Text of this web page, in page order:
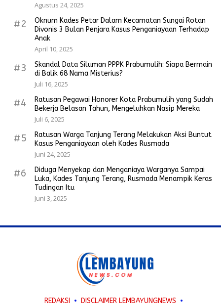
Agustus 24, 2025
#2
Oknum Kades Petar Dalam Kecamatan Sungai Rotan
Divonis 3 Bulan Penjara Kasus Penganiayaan Terhadap
Anak
April 10, 2025
#3
Skandal Data Siluman PPPK Prabumulih: Siapa Bermain
di Balik 68 Nama Misterius?
Juli 16, 2025
#4
Ratusan Pegawai Honorer Kota Prabumulih yang Sudah
Bekerja Belasan Tahun, Mengeluhkan Nasip Mereka
Juli 6, 2025
#5
Ratusan Warga Tanjung Terang Melakukan Aksi Buntut
Kasus Penganiayaan oleh Kades Rusmada
Juni 24, 2025
#6
Diduga Menyekap dan Menganiaya Warganya Sampai
Luka, Kades Tanjung Terang, Rusmada Menampik Keras
Tudingan Itu
Juni 3, 2025
REDAKSI DISCLAIMER LEMBAYUNGNEWS